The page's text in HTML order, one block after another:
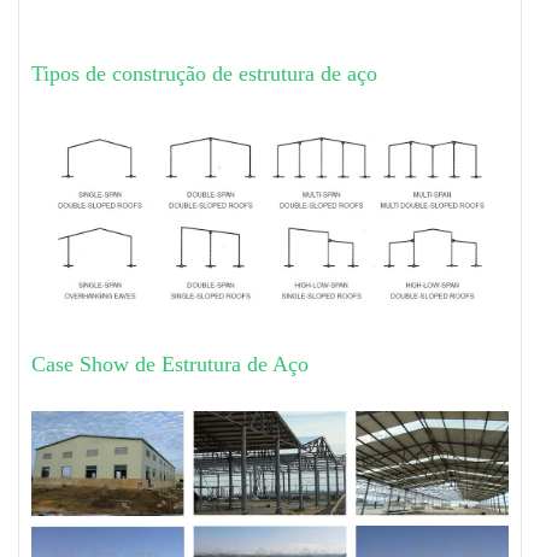
Tipos de construção de estrutura de aço
Case Show de Estrutura de Aço